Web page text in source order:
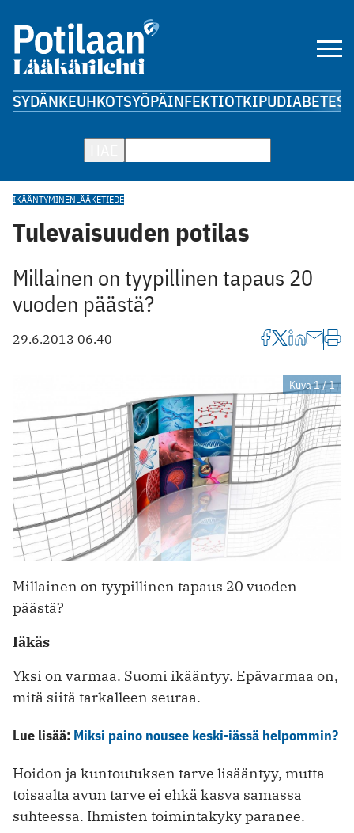
SYDÄNKEUHKOTSYÖPÄINFEKTIOTKIPUDIABETES
IKÄÄNTYMINENLÄÄKETIEDE
Tulevaisuuden potilas
Millainen on tyypillinen tapaus 20
vuoden päästä?
29.6.2013 06.40
Kuva 1 / 1
Millainen on tyypillinen tapaus 20 vuoden
päästä?
Iäkäs
Yksi on varmaa. Suomi ikääntyy. Epävarmaa on,
mitä siitä tarkalleen seuraa.
Lue lisää: Miksi paino nousee keski-iässä helpommin?
Hoidon ja kuntoutuksen tarve lisääntyy, mutta
toisaalta avun tarve ei ehkä kasva samassa
suhteessa. Ihmisten toimintakyky paranee.